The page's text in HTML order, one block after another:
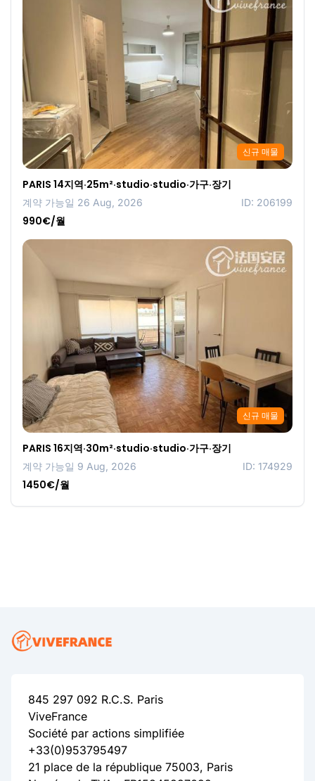
신규 매물
PARIS 14지역·25m²·studio·studio·가구·장기
계약 가능일 26 Aug, 2026 ID: 206199
990€/월
신규 매물
PARIS 16지역·30m²·studio·studio·가구·장기
계약 가능일 9 Aug, 2026 ID: 174929
1450€/월
845 297 092 R.C.S. Paris
ViveFrance
Société par actions simplifiée
+33(0)953795497
21 place de la république 75003, Paris